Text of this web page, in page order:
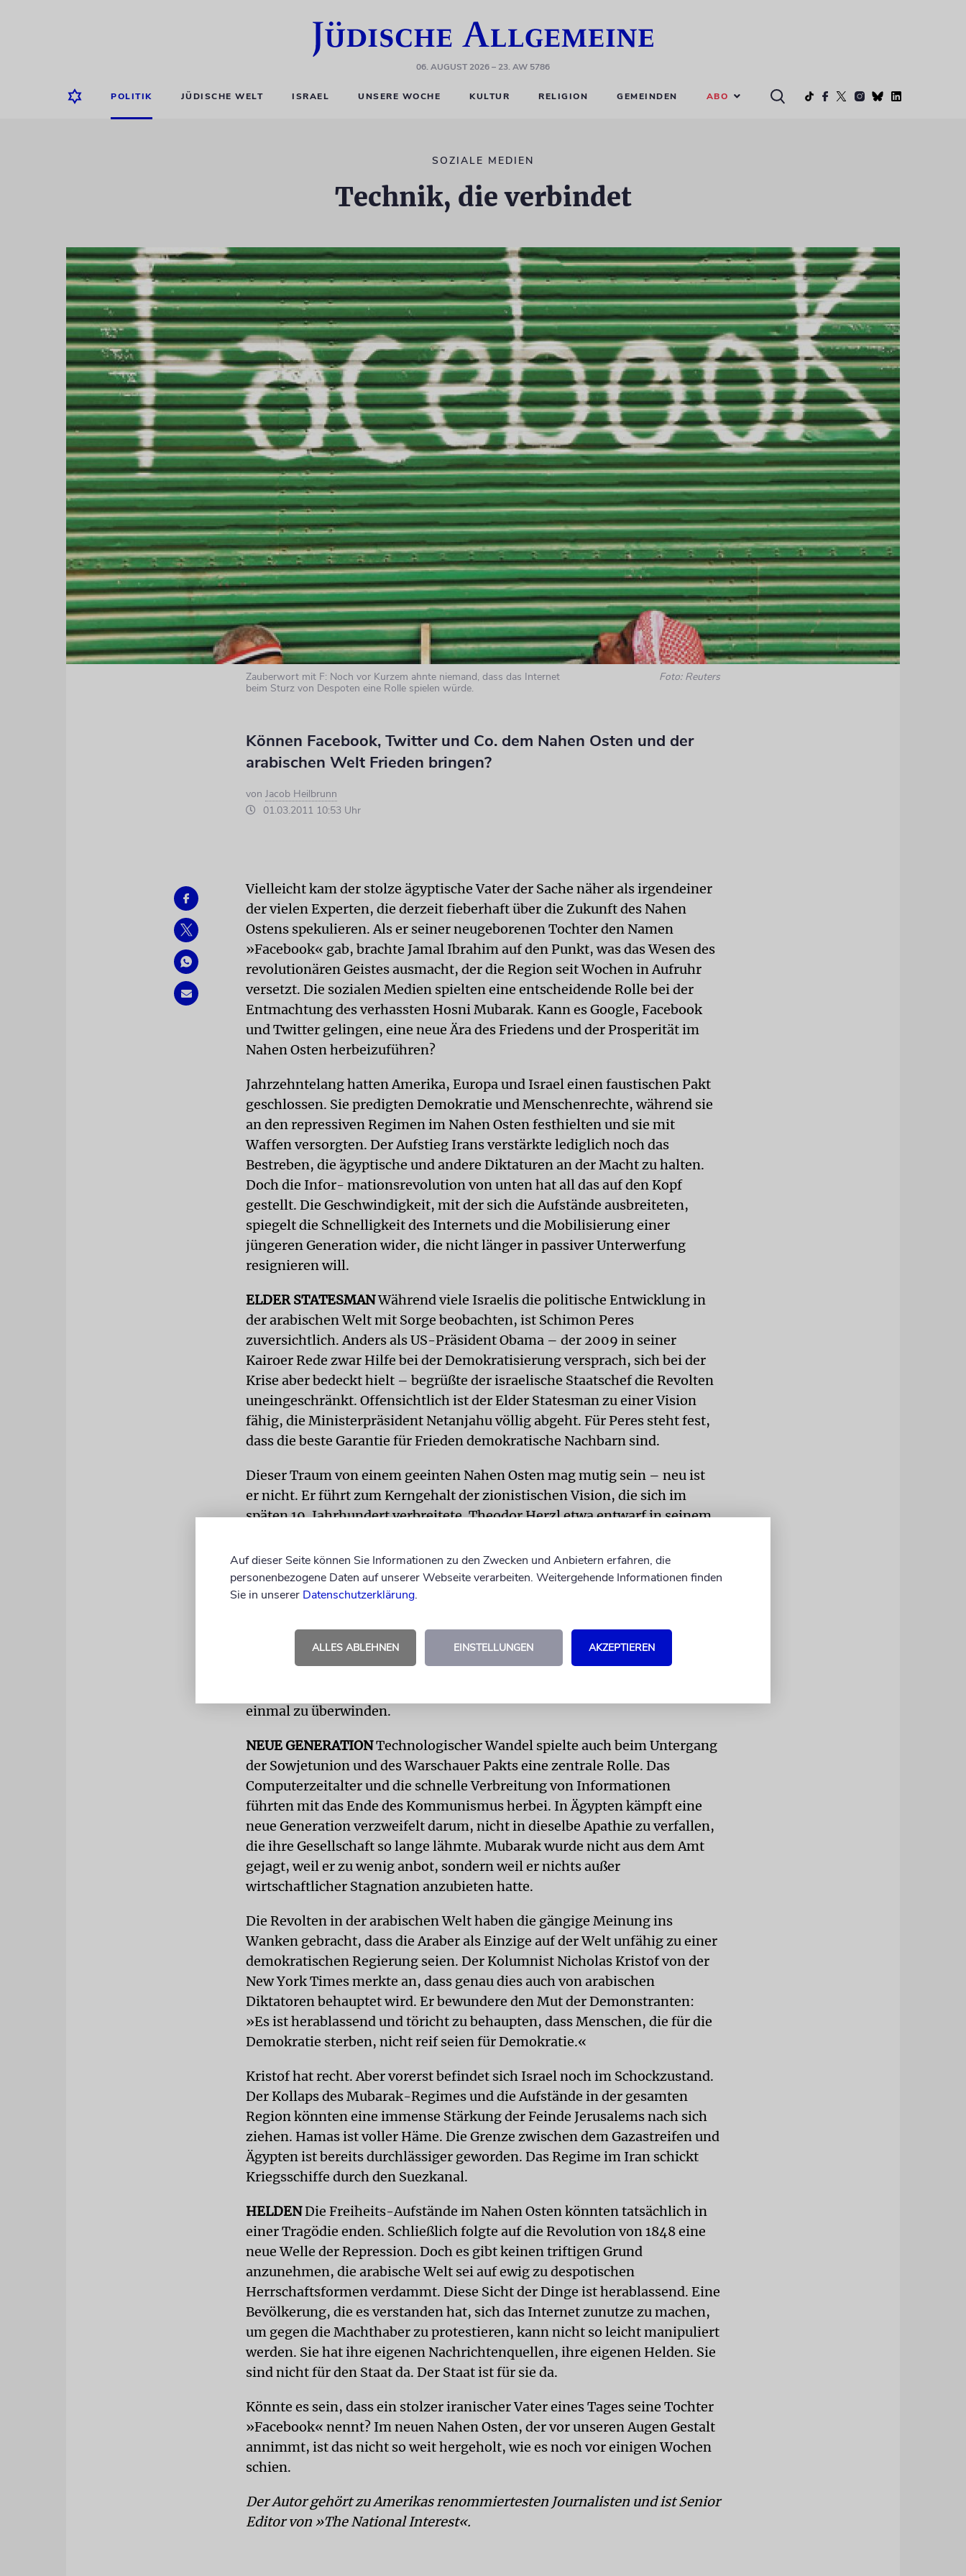
06. AUGUST 2026– 23. AW 5786
POLITIK JÜDISCHE WELT ISRAEL UNSERE WOCHE KULTUR RELIGION GEMEINDEN ABO
SOZIALE MEDIEN
Technik, die verbindet
Zauberwort mit F: Noch vor Kurzem ahnte niemand, dass das Internet
beim Sturz von Despoten eine Rolle spielen würde.
Foto: Reuters
Können Facebook, Twitter und Co. dem Nahen Osten und der
arabischen Welt Frieden bringen?
von Jacob Heilbrunn
01.03.2011 10:53 Uhr
Vielleicht kam der stolze ägyptische Vater der Sache näher als irgendeiner
der vielen Experten, die derzeit fieberhaft über die Zukunft des Nahen
Ostens spekulieren. Als er seiner neugeborenen Tochter den Namen
»Facebook« gab, brachte Jamal Ibrahim auf den Punkt, was das Wesen des
revolutionären Geistes ausmacht, der die Region seit Wochen in Aufruhr
versetzt. Die sozialen Medien spielten eine entscheidende Rolle bei der
Entmachtung des verhassten Hosni Mubarak. Kann es Google, Facebook
und Twitter gelingen, eine neue Ära des Friedens und der Prosperität im
Nahen Osten herbeizuführen?
Jahrzehntelang hatten Amerika, Europa und Israel einen faustischen Pakt
geschlossen. Sie predigten Demokratie und Menschenrechte, während sie
an den repressiven Regimen im Nahen Osten festhielten und sie mit
Waffen versorgten. Der Aufstieg Irans verstärkte lediglich noch das
Bestreben, die ägyptische und andere Diktaturen an der Macht zu halten.
Doch die Infor- mationsrevolution von unten hat all das auf den Kopf
gestellt. Die Geschwindigkeit, mit der sich die Aufstände ausbreiteten,
spiegelt die Schnelligkeit des Internets und die Mobilisierung einer
jüngeren Generation wider, die nicht länger in passiver Unterwerfung
resignieren will.
ELDER STATESMANWährend viele Israelis die politische Entwicklung in
der arabischen Welt mit Sorge beobachten, ist Schimon Peres
zuversichtlich. Anders als US-Präsident Obama – der 2009 in seiner
Kairoer Rede zwar Hilfe bei der Demokratisierung versprach, sich bei der
Krise aber bedeckt hielt – begrüßte der israelische Staatschef die Revolten
uneingeschränkt. Offensichtlich ist der Elder Statesman zu einer Vision
fähig, die Ministerpräsident Netanjahu völlig abgeht. Für Peres steht fest,
dass die beste Garantie für Frieden demokratische Nachbarn sind.
Dieser Traum von einem geeinten Nahen Osten mag mutig sein – neu ist
er nicht. Er führt zum Kerngehalt der zionistischen Vision, die sich im
späten 19. Jahrhundert verbreitete. Theodor Herzl etwa entwarf in seinem
Mitteleuropa den technologischen Fortschritt nach Israel bringen. Die
Palästinenser mit den Vorteilen der modernen Welt vertraut zu machen,
würde dazu führen, dass beide, Juden und Araber, friedlich
Vielleicht ist das etwas blauäugig. Doch der Nahe Osten erstickt am
eigenen Zynismus. Ein bisschen Naivität und Optimismus ist vielleicht
einmal zu überwinden.
NEUE GENERATIONTechnologischer Wandel spielte auch beim Untergang
der Sowjetunion und des Warschauer Pakts eine zentrale Rolle. Das
Computerzeitalter und die schnelle Verbreitung von Informationen
führten mit das Ende des Kommunismus herbei. In Ägypten kämpft eine
neue Generation verzweifelt darum, nicht in dieselbe Apathie zu verfallen,
die ihre Gesellschaft so lange lähmte. Mubarak wurde nicht aus dem Amt
gejagt, weil er zu wenig anbot, sondern weil er nichts außer
wirtschaftlicher Stagnation anzubieten hatte.
Die Revolten in der arabischen Welt haben die gängige Meinung ins
Wanken gebracht, dass die Araber als Einzige auf der Welt unfähig zu einer
demokratischen Regierung seien. Der Kolumnist Nicholas Kristof von der
New York Times merkte an, dass genau dies auch von arabischen
Diktatoren behauptet wird. Er bewundere den Mut der Demonstranten:
»Es ist herablassend und töricht zu behaupten, dass Menschen, die für die
Demokratie sterben, nicht reif seien für Demokratie.«
Kristof hat recht. Aber vorerst befindet sich Israel noch im Schockzustand.
Der Kollaps des Mubarak-Regimes und die Aufstände in der gesamten
Region könnten eine immense Stärkung der Feinde Jerusalems nach sich
ziehen. Hamas ist voller Häme. Die Grenze zwischen dem Gazastreifen und
Ägypten ist bereits durchlässiger geworden. Das Regime im Iran schickt
Kriegsschiffe durch den Suezkanal.
HELDENDie Freiheits-Aufstände im Nahen Osten könnten tatsächlich in
einer Tragödie enden. Schließlich folgte auf die Revolution von 1848 eine
neue Welle der Repression. Doch es gibt keinen triftigen Grund
anzunehmen, die arabische Welt sei auf ewig zu despotischen
Herrschaftsformen verdammt. Diese Sicht der Dinge ist herablassend. Eine
Bevölkerung, die es verstanden hat, sich das Internet zunutze zu machen,
um gegen die Machthaber zu protestieren, kann nicht so leicht manipuliert
werden. Sie hat ihre eigenen Nachrichtenquellen, ihre eigenen Helden. Sie
sind nicht für den Staat da. Der Staat ist für sie da.
Könnte es sein, dass ein stolzer iranischer Vater eines Tages seine Tochter
»Facebook« nennt? Im neuen Nahen Osten, der vor unseren Augen Gestalt
annimmt, ist das nicht so weit hergeholt, wie es noch vor einigen Wochen
schien.
Der Autor gehört zu Amerikas renommiertesten Journalisten und ist Senior
Editor von »The National Interest«.
Auf dieser Seite können Sie Informationen zu den Zwecken und Anbietern erfahren, die
personenbezogene Daten auf unserer Webseite verarbeiten. Weitergehende Informationen finden
Sie in unserer Datenschutzerklärung.
ALLES ABLEHNEN EINSTELLUNGEN AKZEPTIEREN